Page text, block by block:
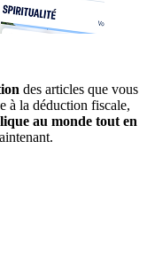
des articles que vous
à la déduction fiscale,
au monde tout en